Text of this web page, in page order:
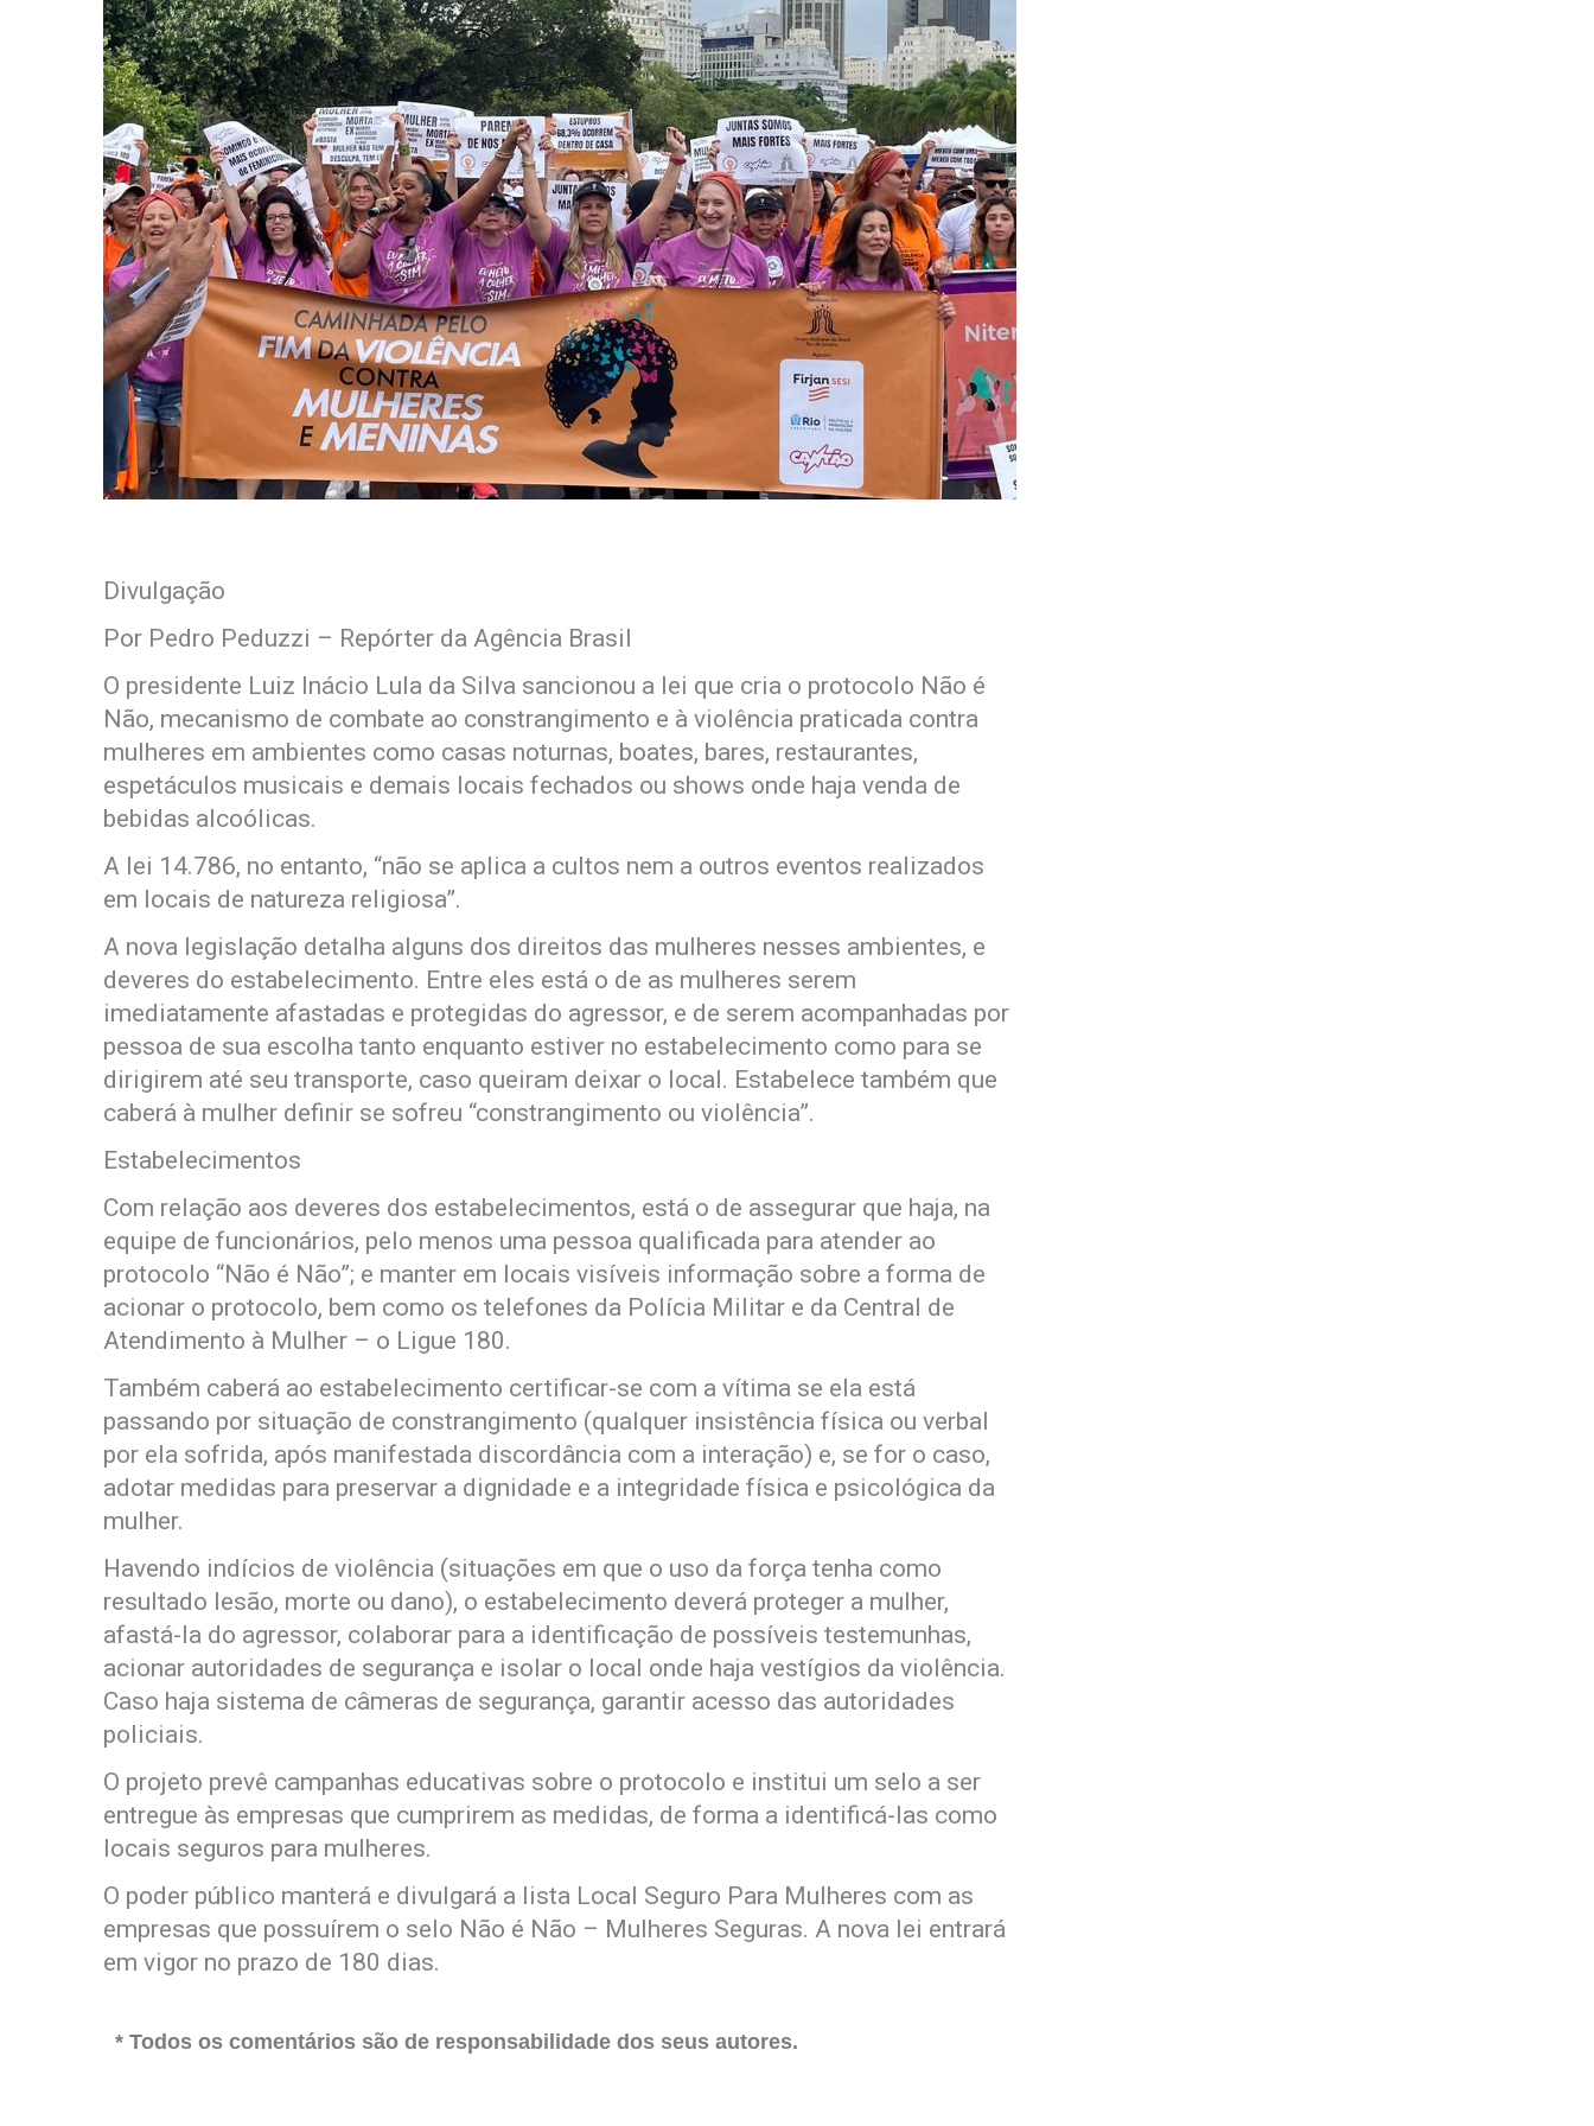
Divulgação
Por Pedro Peduzzi – Repórter da Agência Brasil
O presidente Luiz Inácio Lula da Silva sancionou a lei que cria o protocolo Não é
Não, mecanismo de combate ao constrangimento e à violência praticada contra
mulheres em ambientes como casas noturnas, boates, bares, restaurantes,
espetáculos musicais e demais locais fechados ou shows onde haja venda de
bebidas alcoólicas.
A lei 14.786, no entanto, “não se aplica a cultos nem a outros eventos realizados
em locais de natureza religiosa”.
A nova legislação detalha alguns dos direitos das mulheres nesses ambientes, e
deveres do estabelecimento. Entre eles está o de as mulheres serem
imediatamente afastadas e protegidas do agressor, e de serem acompanhadas por
pessoa de sua escolha tanto enquanto estiver no estabelecimento como para se
dirigirem até seu transporte, caso queiram deixar o local. Estabelece também que
caberá à mulher definir se sofreu “constrangimento ou violência”.
Estabelecimentos
Com relação aos deveres dos estabelecimentos, está o de assegurar que haja, na
equipe de funcionários, pelo menos uma pessoa qualificada para atender ao
protocolo “Não é Não”; e manter em locais visíveis informação sobre a forma de
acionar o protocolo, bem como os telefones da Polícia Militar e da Central de
Atendimento à Mulher – o Ligue 180.
Também caberá ao estabelecimento certificar-se com a vítima se ela está
passando por situação de constrangimento (qualquer insistência física ou verbal
por ela sofrida, após manifestada discordância com a interação) e, se for o caso,
adotar medidas para preservar a dignidade e a integridade física e psicológica da
mulher.
Havendo indícios de violência (situações em que o uso da força tenha como
resultado lesão, morte ou dano), o estabelecimento deverá proteger a mulher,
afastá-la do agressor, colaborar para a identificação de possíveis testemunhas,
acionar autoridades de segurança e isolar o local onde haja vestígios da violência.
Caso haja sistema de câmeras de segurança, garantir acesso das autoridades
policiais.
O projeto prevê campanhas educativas sobre o protocolo e institui um selo a ser
entregue às empresas que cumprirem as medidas, de forma a identificá-las como
locais seguros para mulheres.
O poder público manterá e divulgará a lista Local Seguro Para Mulheres com as
empresas que possuírem o selo Não é Não – Mulheres Seguras. A nova lei entrará
em vigor no prazo de 180 dias.
* Todos os comentários são de responsabilidade dos seus autores.